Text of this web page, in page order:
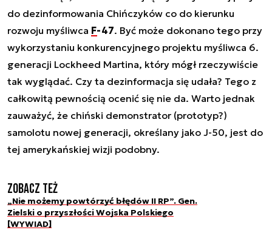
do dezinformowania Chińczyków co do kierunku
rozwoju myśliwca F-47. Być może dokonano tego przy
wykorzystaniu konkurencyjnego projektu myśliwca 6.
generacji Lockheed Martina, który mógł rzeczywiście
tak wyglądać. Czy ta dezinformacja się udała? Tego z
całkowitą pewnością ocenić się nie da. Warto jednak
zauważyć, że chiński demonstrator (prototyp?)
samolotu nowej generacji, określany jako J-50, jest do
tej amerykańskiej wizji podobny.
Zobacz też
„Nie możemy powtórzyć błędów II RP”. Gen.
Zielski o przyszłości Wojska Polskiego
[WYWIAD]